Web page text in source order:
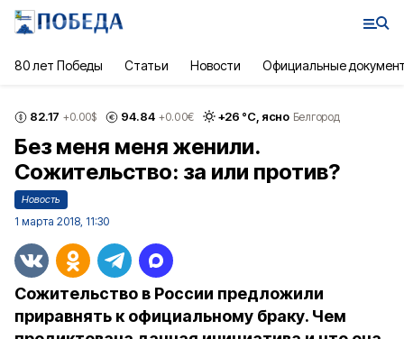
80 лет Победы Статьи Новости Официальные
82.17 +0.00$ 94.84 +0.00€ +26 °С, ясно Белгород
Без меня меня женили.
Сожительство: за или против?
Новость
1 марта 2018, 11:30
Сожительство в России предложили
приравнять к официальному браку. Чем